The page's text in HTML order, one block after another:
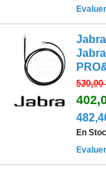
530,00
En